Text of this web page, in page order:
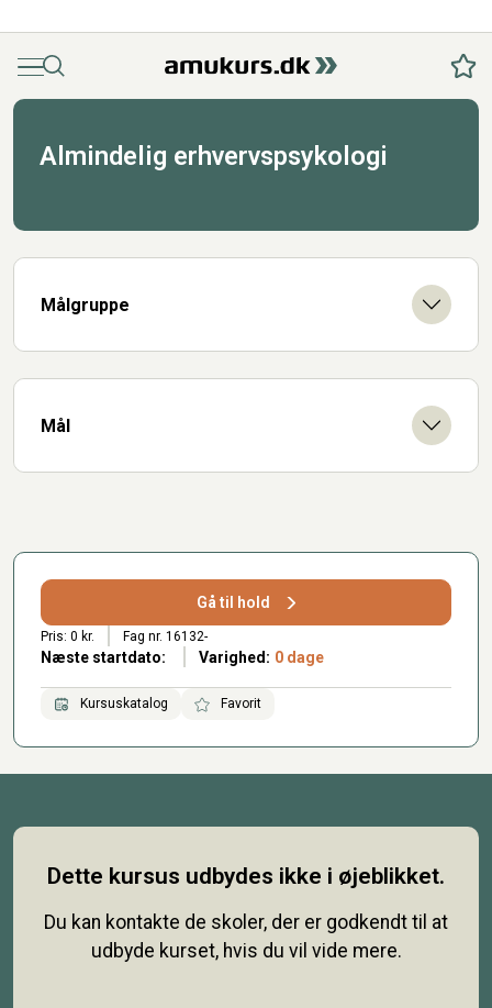
MenuSøg
Almindelig erhvervspsykologi
Målgruppe
Mål
Gå til hold
Pris: 0 kr. Fag nr. 16132-
Næste startdato: Varighed: 0 dage
Kursuskatalog Favorit
Dette kursus udbydes ikke i øjeblikket.
Du kan kontakte de skoler, der er godkendt til at
udbyde kurset, hvis du vil vide mere.